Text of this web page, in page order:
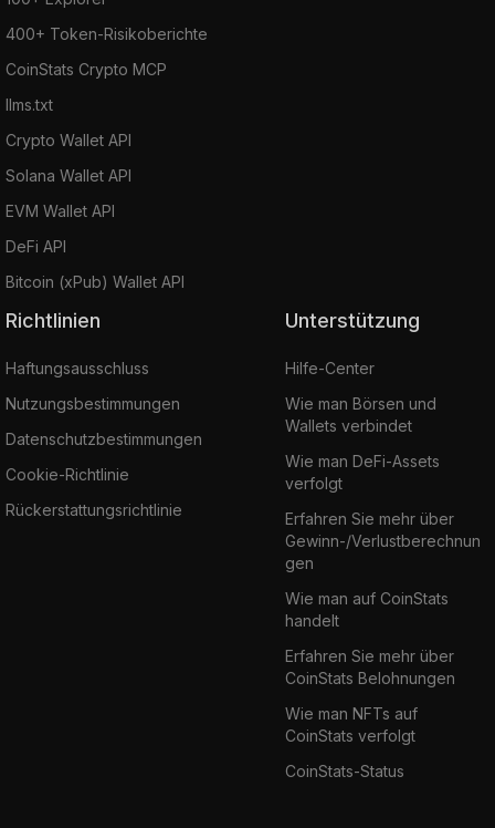
400+ Token-Risikoberichte
CoinStats Crypto MCP
llms.txt
Crypto Wallet API
Solana Wallet API
EVM Wallet API
DeFi API
Bitcoin (xPub) Wallet API
Richtlinien
Haftungsausschluss
Nutzungsbestimmungen
Datenschutzbestimmungen
Cookie-Richtlinie
Rückerstattungsrichtlinie
Unterstützung
Hilfe-Center
Wie man Börsen und
Wallets verbindet
Wie man DeFi-Assets
verfolgt
Erfahren Sie mehr über
Gewinn-/Verlustberechnun
gen
Wie man auf CoinStats
handelt
Erfahren Sie mehr über
CoinStats Belohnungen
Wie man NFTs auf
CoinStats verfolgt
CoinStats-Status